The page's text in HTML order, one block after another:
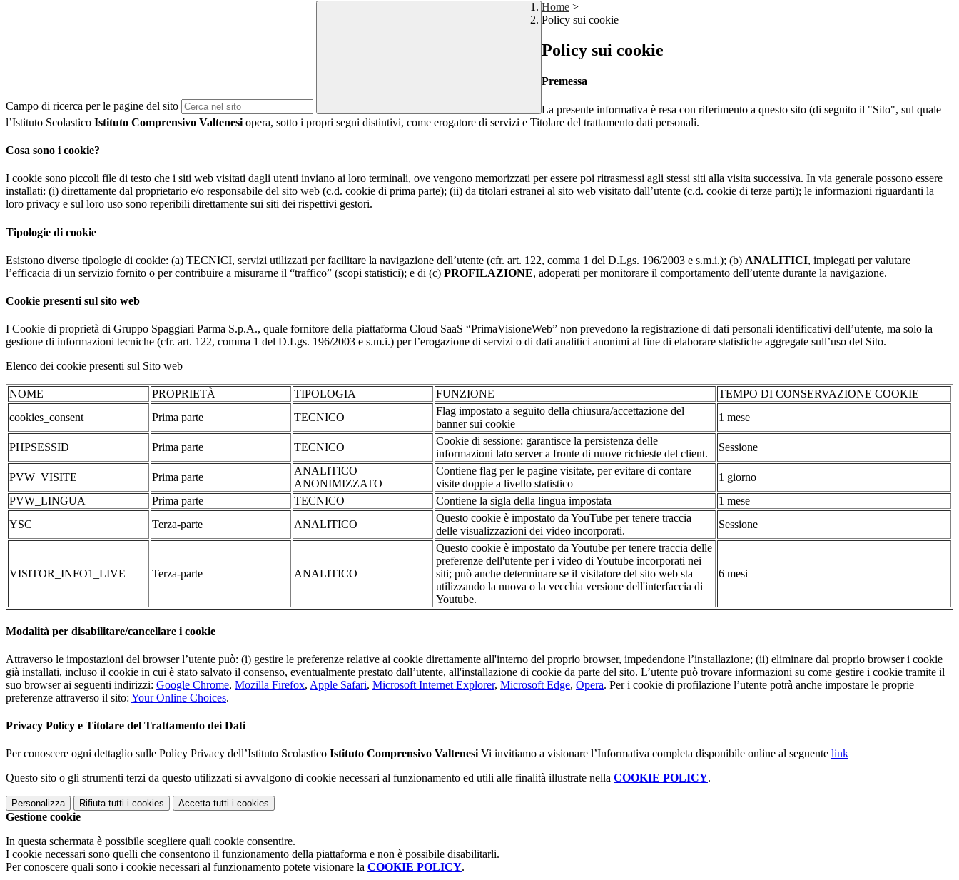
Campo di ricerca per le pagine del sito
Home >
Policy sui cookie
Policy sui cookie
Premessa
La presente informativa è resa con riferimento a questo sito (di seguito il "Sito", sul quale
l’Istituto Scolastico Istituto Comprensivo Valtenesi opera, sotto i propri segni distintivi, come erogatore di servizi e Titolare del trattamento dati personali.
Cosa sono i cookie?
I cookie sono piccoli file di testo che i siti web visitati dagli utenti inviano ai loro terminali, ove vengono memorizzati per essere poi ritrasmessi agli stessi siti alla visita successiva. In via generale possono essere
installati: (i) direttamente dal proprietario e/o responsabile del sito web (c.d. cookie di prima parte); (ii) da titolari estranei al sito web visitato dall’utente (c.d. cookie di terze parti); le informazioni riguardanti la
loro privacy e sul loro uso sono reperibili direttamente sui siti dei rispettivi gestori.
Tipologie di cookie
Esistono diverse tipologie di cookie: (a) TECNICI, servizi utilizzati per facilitare la navigazione dell’utente (cfr. art. 122, comma 1 del D.Lgs. 196/2003 e s.m.i.); (b) ANALITICI, impiegati per valutare
l’efficacia di un servizio fornito o per contribuire a misurarne il “traffico” (scopi statistici); e di (c) PROFILAZIONE, adoperati per monitorare il comportamento dell’utente durante la navigazione.
Cookie presenti sul sito web
I Cookie di proprietà di Gruppo Spaggiari Parma S.p.A., quale fornitore della piattaforma Cloud SaaS “PrimaVisioneWeb” non prevedono la registrazione di dati personali identificativi dell’utente, ma solo la
gestione di informazioni tecniche (cfr. art. 122, comma 1 del D.Lgs. 196/2003 e s.m.i.) per l’erogazione di servizi o di dati analitici anonimi al fine di elaborare statistiche aggregate sull’uso del Sito.
Elenco dei cookie presenti sul Sito web
NOME PROPRIETÀ TIPOLOGIA FUNZIONE
TEMPO DI CONSERVAZIONE COOKIE
cookies_consent
Prima parte TECNICO
Flag impostato a seguito della chiusura/accettazione del
banner sui cookie
1 mese
PHPSESSID Prima parte TECNICO
Cookie di sessione: garantisce la persistenza delle
informazioni lato server a fronte di nuove richieste del client.
Sessione
PVW_VISITE Prima parte
ANALITICO
ANONIMIZZATO
Contiene flag per le pagine visitate, per evitare di contare
visite doppie a livello statistico
1 giorno
PVW_LINGUA
Prima parte TECNICO Contiene la sigla della lingua impostata
1 mese
YSC
Terza-parte ANALITICO
Questo cookie è impostato da YouTube per tenere traccia
delle visualizzazioni dei video incorporati.
Sessione
VISITOR_INFO1_LIVE Terza-parte ANALITICO
Questo cookie è impostato da Youtube per tenere traccia delle
preferenze dell'utente per i video di Youtube incorporati nei
siti; può anche determinare se il visitatore del sito web sta
utilizzando la nuova o la vecchia versione dell'interfaccia di
Youtube.
6 mesi
Modalità per disabilitare/cancellare i cookie
Attraverso le impostazioni del browser l’utente può: (i) gestire le preferenze relative ai cookie direttamente all'interno del proprio browser, impedendone l’installazione; (ii) eliminare dal proprio browser i cookie
già installati, incluso il cookie in cui è stato salvato il consenso, eventualmente prestato dall’utente, all'installazione di cookie da parte del sito. L’utente può trovare informazioni su come gestire i cookie tramite il
suo browser ai seguenti indirizzi: Google Chrome, Mozilla Firefox, Apple Safari, Microsoft Internet Explorer, Microsoft Edge, Opera. Per i cookie di profilazione l’utente potrà anche impostare le proprie
preferenze attraverso il sito: Your Online Choices.
Privacy Policy e Titolare del Trattamento dei Dati
Per conoscere ogni dettaglio sulle Policy Privacy dell’Istituto Scolastico Istituto Comprensivo ValtenesiVi invitiamo a visionare l’Informativa completa disponibile online al seguente link
Questo sito o gli strumenti terzi da questo utilizzati si avvalgono di cookie necessari al funzionamento ed utili alle finalità illustrate nella COOKIE POLICY.
Personalizza Rifiuta tutti i cookies Accetta tutti i cookies
Gestione cookie
In questa schermata è possibile scegliere quali cookie consentire.
I cookie necessari sono quelli che consentono il funzionamento della piattaforma e non è possibile disabilitarli.
Per conoscere quali sono i cookie necessari al funzionamento potete visionare la COOKIE POLICY.